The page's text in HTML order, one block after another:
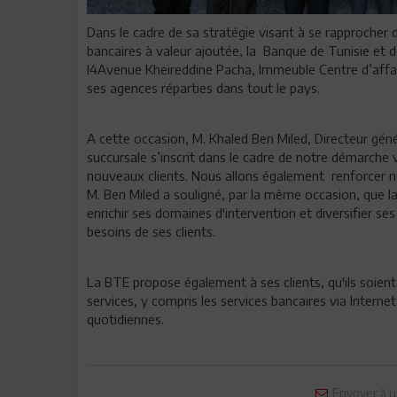
Dans le cadre de sa stratégie visant à se
bancaires à valeur ajoutée, la Banque de Tunisie et
l4Avenue Kheireddine Pacha, Immeuble Centre
ses agences réparties dans tout le pays.
A cette occasion, M. Khaled Ben Miled, Directeur
succursale s’inscrit dans le cadre de notre
nouveaux clients. Nous allons également renforcer
M. Ben Miled a souligné, par la même occasion,
enrichir ses domaines d'intervention et diversifier
besoins de ses clients.
La BTE propose également à ses clients, qu'ils
services, y compris les services bancaires via
quotidiennes.
Envoyer à